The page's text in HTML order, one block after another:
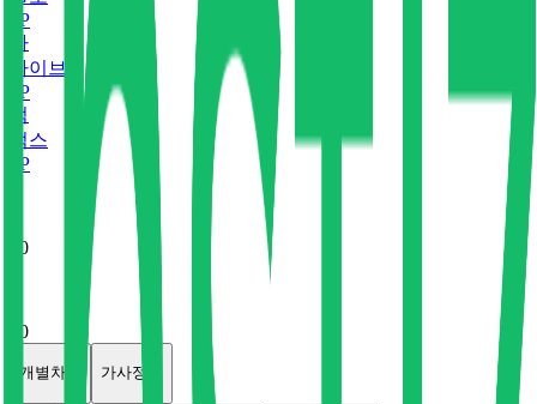
P
바
바이브
P
벅
벅스
P
0
0
개별차트 가사정보